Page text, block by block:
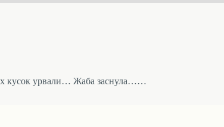
кусок урвали… Жаба заснула……